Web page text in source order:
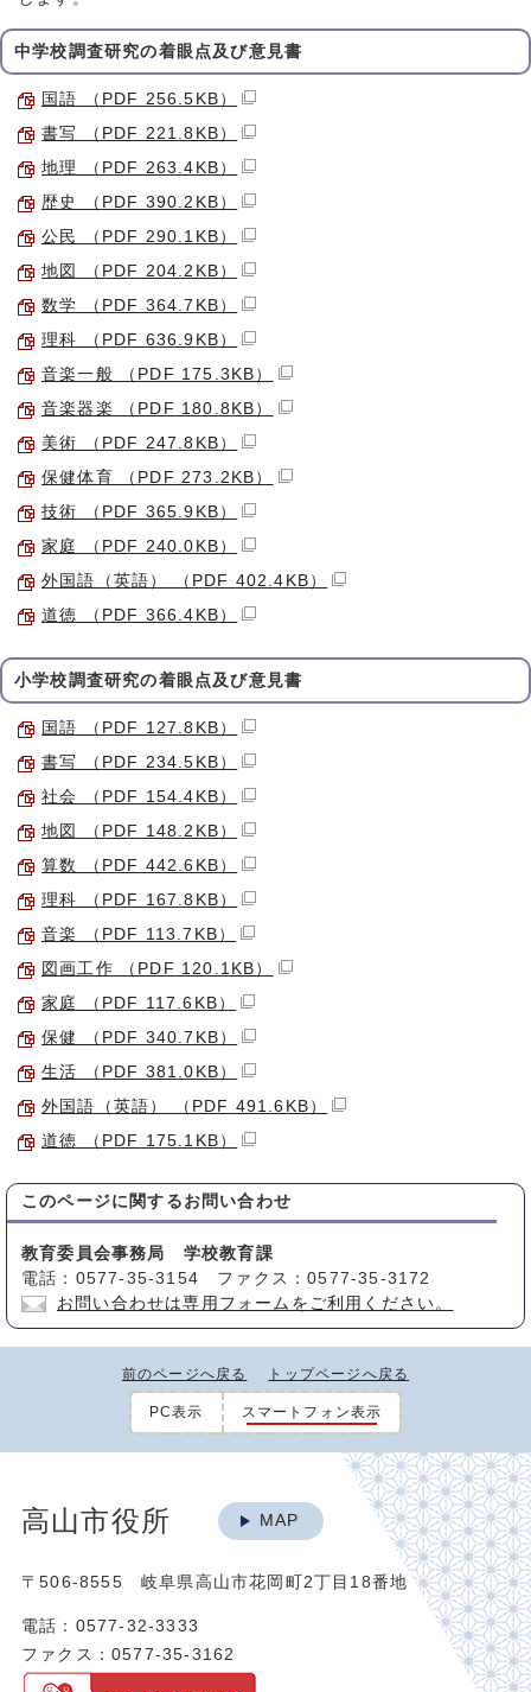
中学校調査研究の着眼点及び意見書
国語 （PDF 256.5KB）
書写 （PDF 221.8KB）
地理 （PDF 263.4KB）
歴史 （PDF 390.2KB）
公民 （PDF 290.1KB）
地図 （PDF 204.2KB）
数学 （PDF 364.7KB）
理科 （PDF 636.9KB）
音楽一般 （PDF 175.3KB）
音楽器楽 （PDF 180.8KB）
美術 （PDF 247.8KB）
保健体育 （PDF 273.2KB）
技術 （PDF 365.9KB）
家庭 （PDF 240.0KB）
外国語（英語） （PDF 402.4KB）
道徳 （PDF 366.4KB）
小学校調査研究の着眼点及び意見書
国語 （PDF 127.8KB）
書写 （PDF 234.5KB）
社会 （PDF 154.4KB）
地図 （PDF 148.2KB）
算数 （PDF 442.6KB）
理科 （PDF 167.8KB）
音楽 （PDF 113.7KB）
図画工作 （PDF 120.1KB）
家庭 （PDF 117.6KB）
保健 （PDF 340.7KB）
生活 （PDF 381.0KB）
外国語（英語） （PDF 491.6KB）
道徳 （PDF 175.1KB）
このページに関する お問い合わせ
教育委員会事務局 学校教育課
電話：0577-35-3154 ファクス：0577-35-3172
お問い合わせは専用フォームをご利用ください。
前のページへ戻る トップページへ戻る
PC表示 スマートフォン表示
高山市役所 MAP
〒506-8555 岐阜県高山市花岡町2丁目18番地
電話：0577-32-3333
ファクス：0577-35-3162